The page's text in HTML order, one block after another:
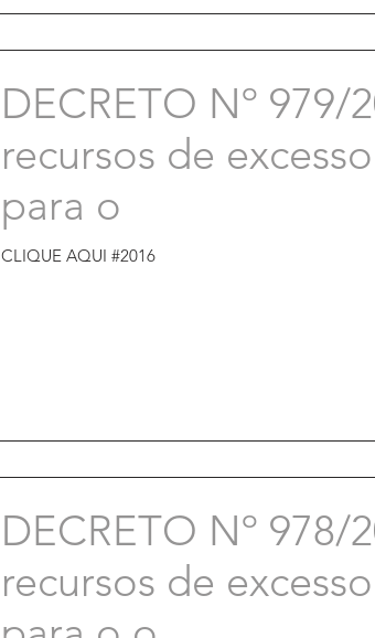
DECRETO Nº 979/2016 -
recursos de
para o
CLIQUE AQUI #2016
DECRETO Nº
recursos de